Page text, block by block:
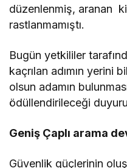
düzenlenmiş, aranan
rastlanmamıştı.
Bugün yetkililer
kaçrılan adımın yerini
olsun adamın
ödüllendirileceği
Geniş Çaplı arama
Güvenlik güçlerinin